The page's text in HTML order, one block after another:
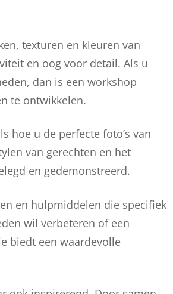
texturen en kleuren van
en oog voor detail. Als u
dan is een workshop
te ontwikkelen.
hoe u de perfecte foto’s van
van gerechten en het
en gedemonstreerd.
en hulpmiddelen die specifiek
wil verbeteren of een
biedt een waardevolle